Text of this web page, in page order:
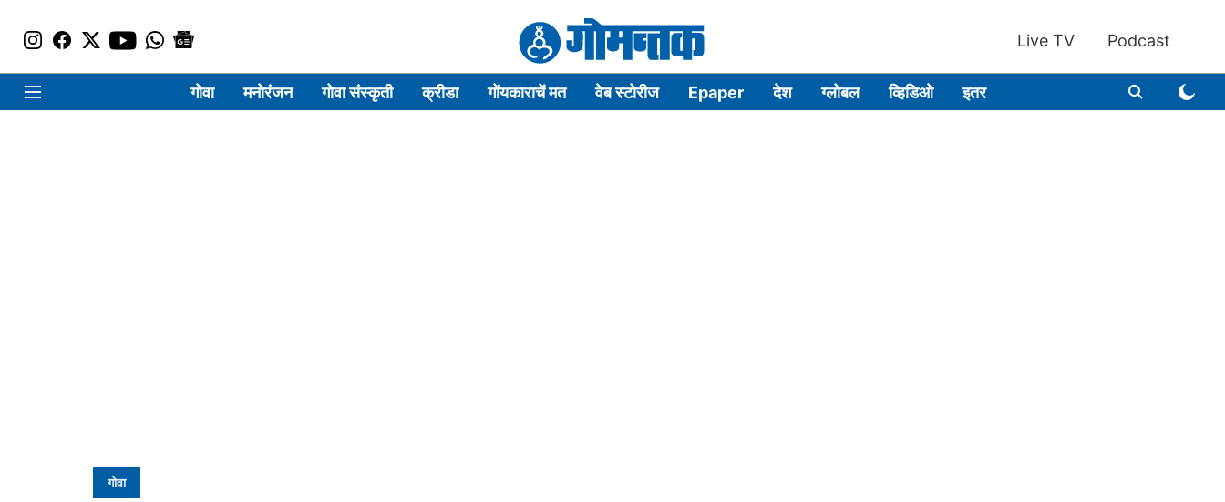
Live TV Podcast
गोवा मनोरंजन गोवा संस्कृती क्रीडा गोंयकाराचें मत वेब स्टोरीज Epaper देश ग्लोबल व्हिडिओ इतर
गोवा